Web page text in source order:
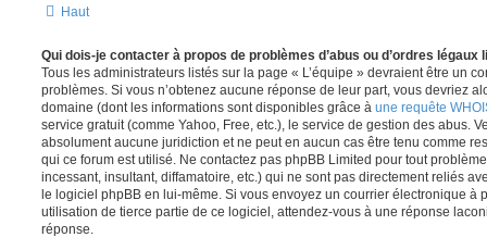
Haut
Qui dois-je contacter à propos de problèmes d’abus ou d’ordres légaux
Tous les administrateurs listés sur la page « L’équipe » devraient être un
problèmes. Si vous n’obtenez aucune réponse de leur part, vous devriez
domaine (dont les informations sont disponibles grâce à une requête
service gratuit (comme Yahoo, Free, etc.), le service de gestion des abus.
absolument aucune juridiction et ne peut en aucun cas être tenu comme
qui ce forum est utilisé. Ne contactez pas phpBB Limited pour tout
incessant, insultant, diffamatoire, etc.) qui ne sont pas directement reliés
le logiciel phpBB en lui-même. Si vous envoyez un courrier électronique à
utilisation de tierce partie de ce logiciel, attendez-vous à une réponse
réponse.